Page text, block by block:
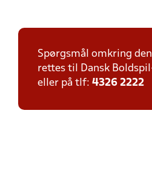
Spørgsmål omkring
rettes til Dansk
eller på tlf: 4326 2222